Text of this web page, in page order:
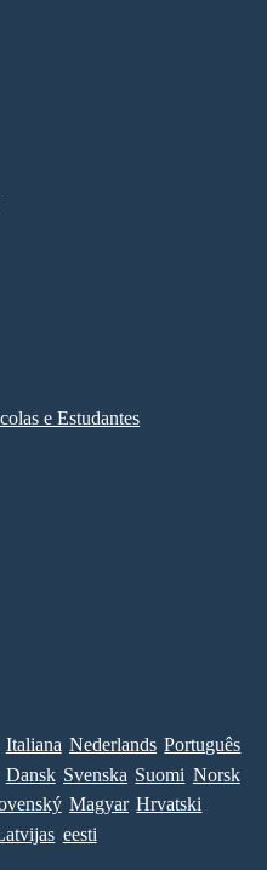
e Estudantes
Italiana Nederlands Português
Dansk Svenska Suomi Norsk
Magyar Hrvatski
eesti